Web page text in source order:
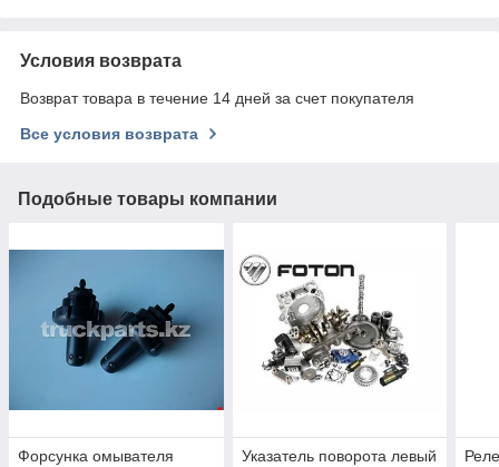
Условия возврата
Возврат товара в течение 14 дней за счет покупателя
Все условия возврата
Подобные товары компании
Форсунка омывателя
Указатель поворота левый